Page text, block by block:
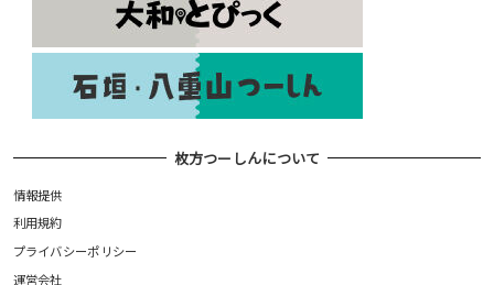
枚方つーしんについて
情報提供
利用規約
プライバシーポリシー
運営会社